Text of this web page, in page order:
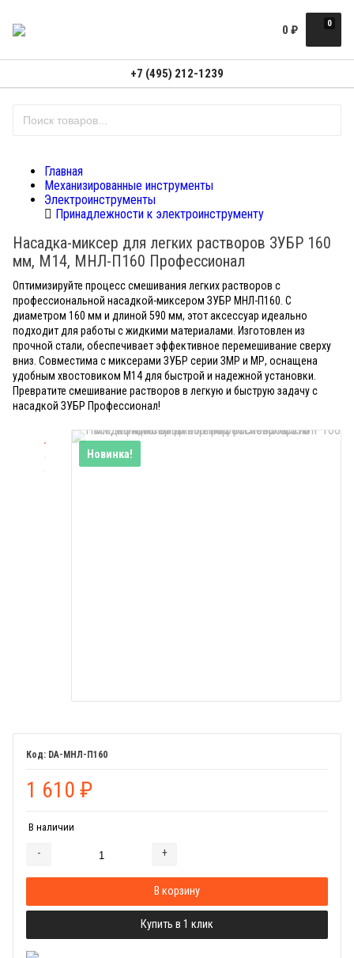
0
0 ₽
+7 (495) 212-1239
Главная
Механизированные инструменты
Электроинструменты
Принадлежности к электроинструменту
Насадка-миксер для легких растворов ЗУБР 160
мм, М14, МНЛ-П160 Профессионал
Оптимизируйте процесс смешивания легких растворов с
профессиональной насадкой-миксером ЗУБР МНЛ-П160. С
диаметром 160 мм и длиной 590 мм, этот аксессуар идеально
подходит для работы с жидкими материалами. Изготовлен из
прочной стали, обеспечивает эффективное перемешивание сверху
вниз. Совместима с миксерами ЗУБР серии ЗМР и МР, оснащена
удобным хвостовиком М14 для быстрой и надежной установки.
Превратите смешивание растворов в легкую и быструю задачу с
насадкой ЗУБР Профессионал!
Новинка!
DA-МНЛ-П160
1 610 ₽
В наличии
- +
В корзину
Купить в 1 клик